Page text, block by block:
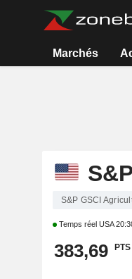
Marchés
S&P GSCI
Temps réel USA
383,69 PTS